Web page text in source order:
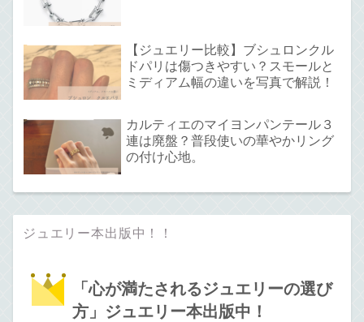
【ジュエリー比較】ブシュロンクル
ドパリは傷つきやすい？スモールと
ミディアム幅の違いを写真で解説！
カルティエのマイヨンパンテール３
連は廃盤？普段使いの華やかリング
の付け心地。
ジュエリー本出版中！！
「心が満たされるジュエリーの選び
方」ジュエリー本出版中！